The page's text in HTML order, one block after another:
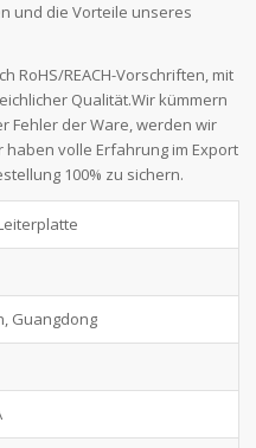
und die Vorteile unseres
RoHS/REACH-Vorschriften, mit
Qualität.Wir kümmern
Fehler der Ware, werden wir
volle Erfahrung im Export
100% zu sichern.
Guangdong